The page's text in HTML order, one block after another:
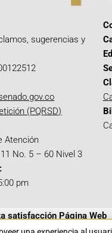
sugerencias y
(PQRSD)
Atención
No. 5 – 60 Nivel 3
pm
satisfacción Página Web